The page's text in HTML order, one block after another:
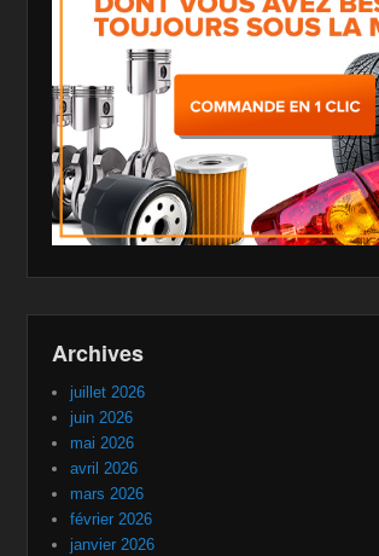
Archives
juillet 2026
juin 2026
mai 2026
avril 2026
mars 2026
février 2026
janvier 2026